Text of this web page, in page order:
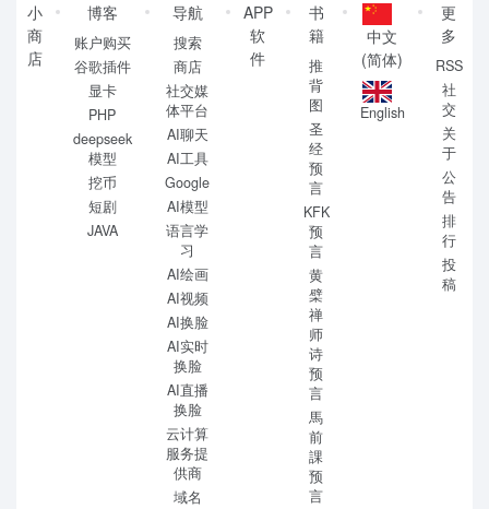
小
商
店
博客
账户购买
谷歌插件
显卡
PHP
deepseek
模型
挖币
短剧
JAVA
导航
搜索
商店
社交媒
体平台
AI聊天
AI工具
Google
AI模型
语言学
习
AI绘画
AI视频
AI换脸
AI实时
换脸
AI直播
换脸
云计算
服务提
供商
域名
APP
软
件
书
籍
推
背
图
圣
经
预
言
KFK
预
言
黄
檗
禅
师
诗
预
言
馬
前
課
预
言
中文
(简体)
English
更
多
RSS
社
交
关
于
公
告
排
行
投
稿